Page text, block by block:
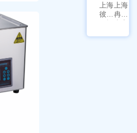
上海
彼爱
姆视
上海
冉绘
大容